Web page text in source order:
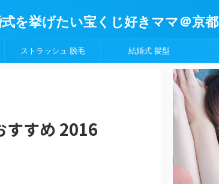
を挙げたい宝くじ好きママ＠京都
ストラッシュ 脱毛 結婚式 髪型
すすめ 2016